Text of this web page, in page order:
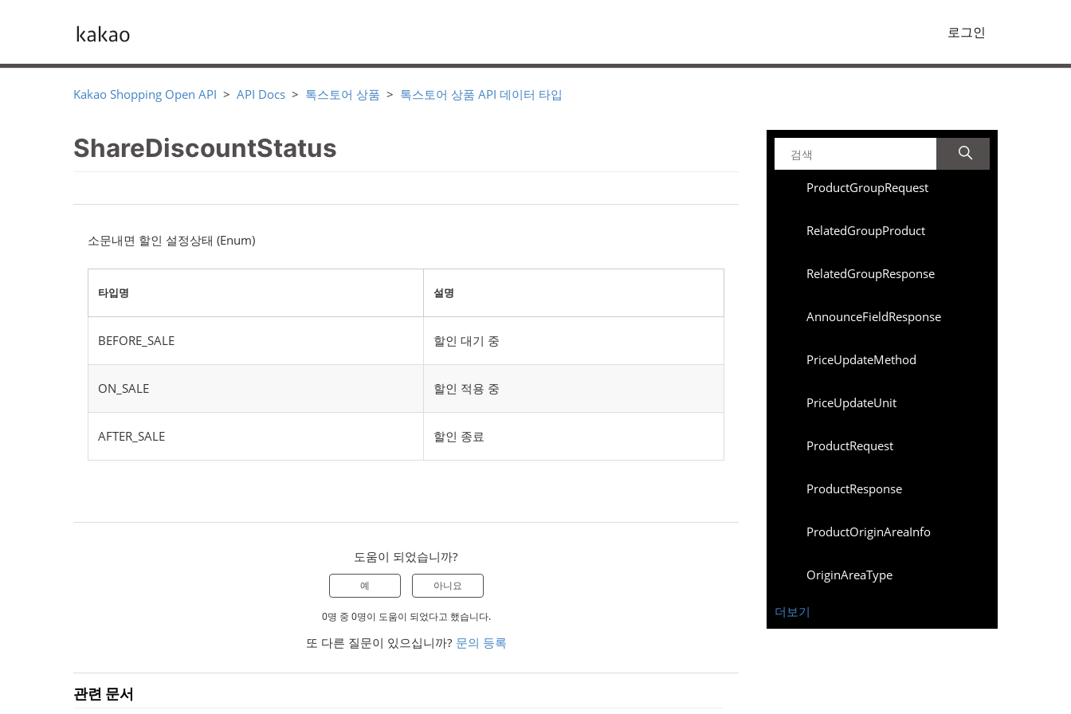
로그인
Kakao Shopping Open API API Docs 톡스토어 상품 톡스토어 상품 API 데이터 타입
ProductGroupRequest
RelatedGroupProduct
RelatedGroupResponse
AnnounceFieldResponse
PriceUpdateMethod
PriceUpdateUnit
ProductRequest
ProductResponse
ProductOriginAreaInfo
OriginAreaType
더보기
ShareDiscountStatus
소문내면 할인 설정상태 (Enum)
타입명 설명
BEFORE_SALE 할인 대기 중
ON_SALE 할인 적용 중
AFTER_SALE 할인 종료
도움이 되었습니까?
예 아니요
0명 중 0명이 도움이 되었다고 했습니다.
또 다른 질문이 있으십니까? 문의 등록
관련 문서